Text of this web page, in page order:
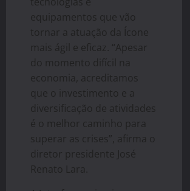
equipamentos que vão
tornar a atuação da Ícone
mais ágil e eficaz. “Apesar
do momento difícil na
economia, acreditamos
que o investimento e a
diversificação de atividades
é o melhor caminho para
superar as crises”, afirma o
diretor presidente José
Renato Lara.